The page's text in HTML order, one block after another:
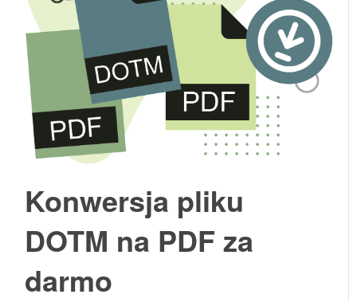
Konwersja pliku
DOTM na PDF za
darmo